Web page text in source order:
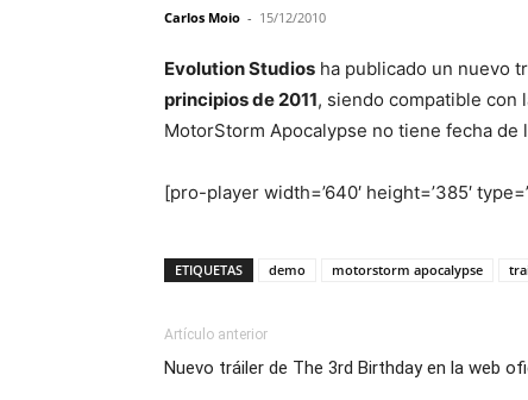
Carlos Moio - 15/12/2010
Evolution Studios ha publicado un nuevo
principios de 2011, siendo compatible con
MotorStorm Apocalypse no tiene fecha
[pro-player width=’640′ height=’385′
ETIQUETAS demo motorstorm apocalypse
Artículo anterior
Nuevo tráiler de The 3rd Birthday en la web